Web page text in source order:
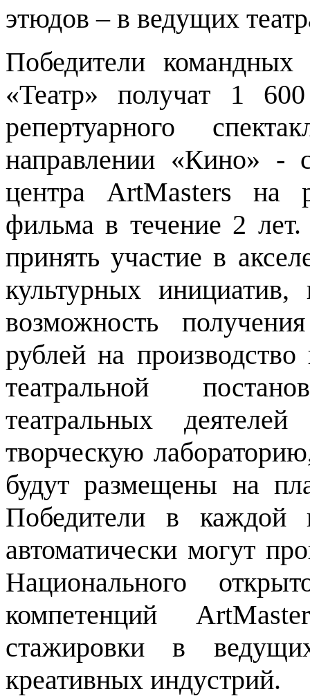
этюдов – в ведущих
Победители командных
«Театр» получат 1
репертуарного
направлении «Кино» -
центра ArtMasters на
фильма в течение 2
принять участие в
культурных
возможность
рублей на
театральной
театральных
творческую
будут размещены на
Победители в каждой
автоматически могут
Национального
компетенций
стажировки в
креативных индустрий.